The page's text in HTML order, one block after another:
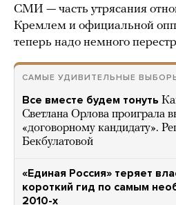
СМИ — часть утрясания
Кремлем и официальной
теперь надо немного
САМЫЕ УДИВИТЕЛЬНЫЕ
Все вместе будем тонуть
Светлана Орлова проиграла
«договорному кандидату».
Бекбулатовой
«Единая Россия» теряет
короткий гид по самым
2010-х